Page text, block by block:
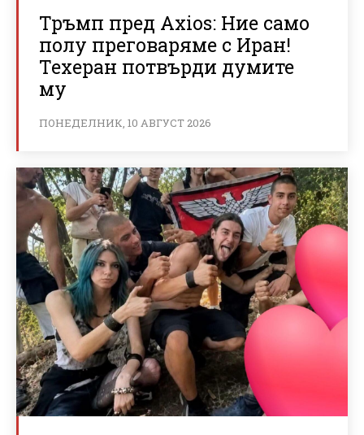
Тръмп пред Axios: Ние само
полу преговаряме с Иран!
Техеран потвърди думите
му
ПОНЕДЕЛНИК, 10 АВГУСТ 2026